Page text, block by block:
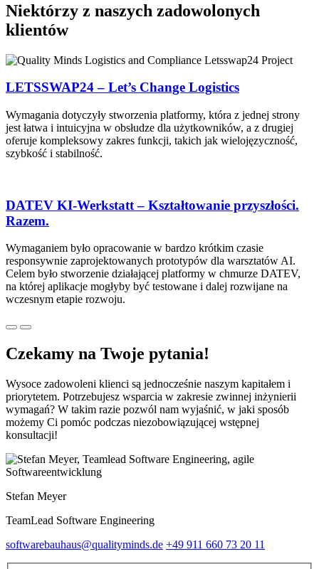
Niektórzy z naszych zadowolonych
klientów
LETSSWAP24 – Let’s Change Logistics
Wymagania dotyczyły stworzenia platformy, która z jednej strony
jest łatwa i intuicyjna w obsłudze dla użytkowników, a z drugiej
oferuje kompleksowy zakres funkcji, takich jak wielojęzyczność,
szybkość i stabilność.
DATEV KI-Werkstatt – Kształtowanie przyszłości.
Razem.
Wymaganiem było opracowanie w bardzo krótkim czasie
responsywnie zaprojektowanych prototypów dla warsztatów AI.
Celem było stworzenie działającej platformy w chmurze DATEV,
na której aplikacje mogłyby być testowane i dalej rozwijane na
wczesnym etapie rozwoju.
Czekamy na Twoje pytania!
Wysoce zadowoleni klienci są jednocześnie naszym kapitałem i
priorytetem. Potrzebujesz wsparcia w zakresie zwinnej inżynierii
wymagań? W takim razie pozwól nam wyjaśnić, w jaki sposób
możemy Ci pomóc podczas niezobowiązującej wstępnej
konsultacji!
Stefan Meyer
TeamLead Software Engineering
softwarebauhaus@qualityminds.de +49 911 660 73 20 11